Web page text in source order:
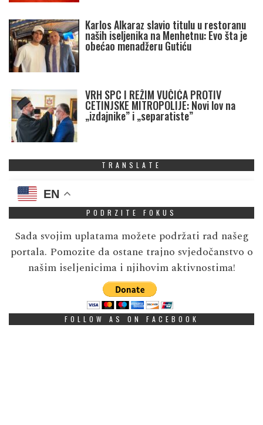
Karlos Alkaraz slavio titulu u restoranu
naših iseljenika na Menhetnu: Evo šta je
obećao menadžeru Gutiću
VRH SPC I REŽIM VUČIĆA PROTIV
CETINJSKE MITROPOLIJE: Novi lov na
„izdajnike” i „separatiste”
TRANSLATE
EN
PODRZITE FOKUS
Sada svojim uplatama možete podržati rad našeg
portala. Pomozite da ostane trajno svjedočanstvo o
našim iseljenicima i njihovim aktivnostima!
FOLLOW AS ON FACEBOOK